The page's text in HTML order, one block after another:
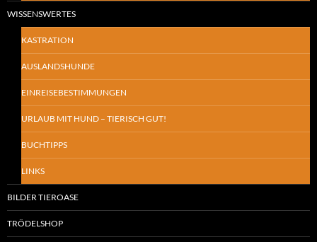
WISSENSWERTES
KASTRATION
AUSLANDSHUNDE
EINREISEBESTIMMUNGEN
URLAUB MIT HUND – TIERISCH GUT!
BUCHTIPPS
LINKS
BILDER TIEROASE
TRÖDELSHOP